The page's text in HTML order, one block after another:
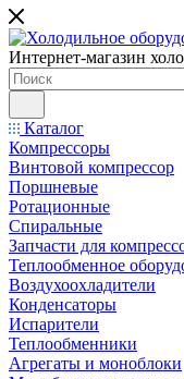
Интернет-магазин
Каталог
Компрессоры
Винтовой компрессор
Поршневые
Ротационные
Спиральные
Запчасти для
Теплообменное
Воздухоохладители
Конденсаторы
Испарители
Теплообменники
Агрегаты и моноблоки